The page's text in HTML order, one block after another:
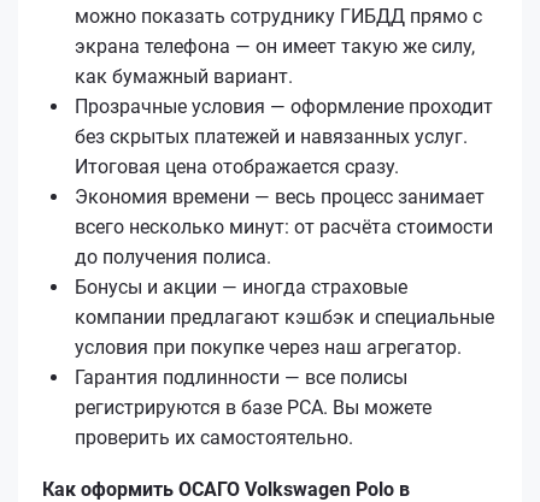
можно показать сотруднику ГИБДД прямо с
экрана телефона — он имеет такую же силу,
как бумажный вариант.
Прозрачные условия — оформление проходит
без скрытых платежей и навязанных услуг.
Итоговая цена отображается сразу.
Экономия времени — весь процесс занимает
всего несколько минут: от расчёта стоимости
до получения полиса.
Бонусы и акции — иногда страховые
компании предлагают кэшбэк и специальные
условия при покупке через наш агрегатор.
Гарантия подлинности — все полисы
регистрируются в базе РСА. Вы можете
проверить их самостоятельно.
Как оформить ОСАГО Volkswagen Polo в